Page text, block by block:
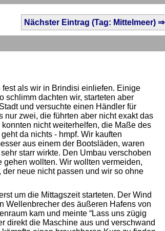
Nächster Eintrag (Tag: Mittelmeer) ⇒
als wir in Brindisi einliefen. Einige
schlimm dachten wir, starteten aber
und versuchte einen Händler für
nur zwei, die führten aber nicht exakt das
nicht weiterhelfen, die Maße des
da nichts - hmpf. Wir kauften
aus einem der Bootsläden, waren
starr wirkte. Den Umbau verschoben
wollten. Wir wollten vermeiden,
neue nicht passen und wir so ohne
um die Mittagszeit starteten. Der Wind
Wellenbrecher des äußeren Hafens von
kam und meinte “Lass uns zügig
direkt die Maschine aus und verschwand